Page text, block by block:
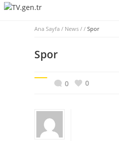
Ana Sayfa / News / / Spor
Spor
0 0